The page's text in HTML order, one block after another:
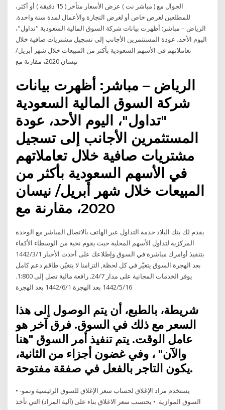
الجوال مع ( مباشر نت ) عرض الأسعار متأخر ( 15 دقيقة ) أو أكثر،
للمطلعين لغرض خاص أو لغرض التجارة والأعمال لمدة سنة واحدة.
الرياض – مباشر: أظهرت بيانات شركة السوق المالية السعودية "تداول"،
اليوم الأحد، عودة المستثمرين الأجانب إلى تسجيل مشتريات صافية خلال
تعاملاتهم في الأسهم السعودية بأكثر من المبيعات خلال شهر أبريل/
نيسان 2020، مقارنة مع
الرياض – مباشر: أظهرت بيانات
شركة السوق المالية السعودية
"تداول"، اليوم الأحد، عودة
المستثمرين الأجانب إلى تسجيل
مشتريات صافية خلال تعاملاتهم
في الأسهم السعودية بأكثر من
المبيعات خلال شهر أبريل/ نيسان
2020، مقارنة مع
يقدم لك بنك البلاد خدمة التداول عبر الهاتف بالاتصال المباشر مع الوحدة
المركزية لتداول الأسهم المحلية حيث يقوم نخبة من الوسطاء الأكفاء
بتنفيذ أوامرك مباشرة في السوق وإطلاعك على أحدث الأخبار 1‏‏/3‏‏/1442
بعد الهجرة السوق يتغيّر في كل لحظة, التزامنا لا يتغيّر. طاقم دعم كامل
يوفر الخدمات المجانية على مدار 24/7. رافعة مالية تصل إلى 1:800.
16‏‏/5‏‏/1442 بعد الهجرة 1‏‏/6‏‏/1442 بعد الهجرة
شريطة، بالطبع، أن يتم الوصول إلى هذا
السعر مع ذلك في السوق. فرق آخر هو
عامل الوقت. يتم تنفيذ أمر السوق "هنا
والآن" ، وفي غضون أجزاء من الثانية،
يكون التاجر بالفعل في صفقة مفتوحة.
• يستخدم مزاد الإغلاق لحساب سعر الإغلاق للسوق الرئيسية ونمو-
السوق الموازية. • يحتسب سعر الاغلاق بناء على (آلية المزاد) التي تأخذ